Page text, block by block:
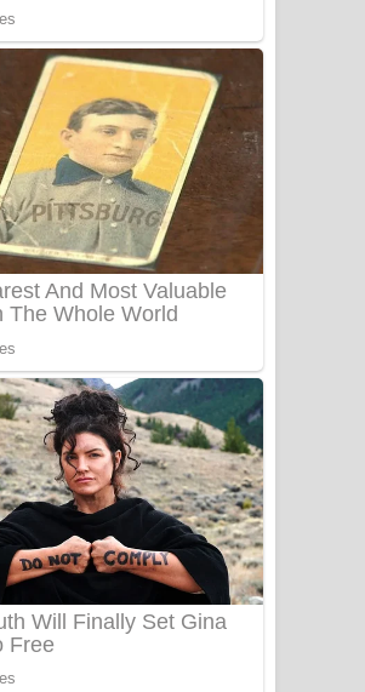
Katakara Song Lyrics - කටකාර ගීතයේ
පද පෙළ
Tharu Yaye Dilena Song Lyrics - තරු
යායේ දිලෙනා ගීතයේ පද පෙළ
Ow Man Sosa Song Lyrics - ඔව් මං
සෝසා ගීතයේ පද පෙළ
Heavy Weight Song Lyrics
Aye Lanweela Song Lyrics - ආයේ
ලංවීලා ගීතයේ පද පෙළ
Ala purannata Song Lyrics - ආල
පුරන්නට ගීතයේ පද පෙළ
FEVER DREAM Lyrics - Alex Warren
BTS : Hooligan Lyrics